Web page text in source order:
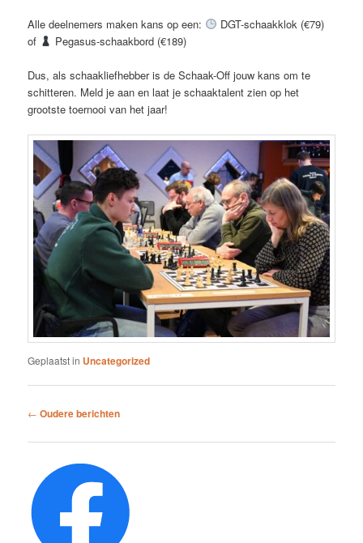
Alle deelnemers maken kans op een:
DGT-schaakklok (€79)
of
Pegasus-schaakbord (€189)
Dus, als schaakliefhebber is de Schaak-Off jouw kans om te
schitteren. Meld je aan en laat je schaaktalent zien op het
grootste toernooi van het jaar!
Geplaatst in Uncategorized
Bericht
← Oudere berichten